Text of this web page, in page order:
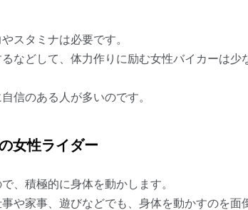
スタミナは必要です。
などして、体力作りに励む女性バイカーは少
信のある人が多いのです。
女性ライダー
、積極的に身体を動かします。
や家事、遊びなどでも、身体を動かすのを面